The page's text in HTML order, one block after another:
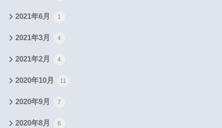
2021年6月 1
2021年3月 4
2021年2月 4
2020年10月 11
2020年9月 7
2020年8月 6